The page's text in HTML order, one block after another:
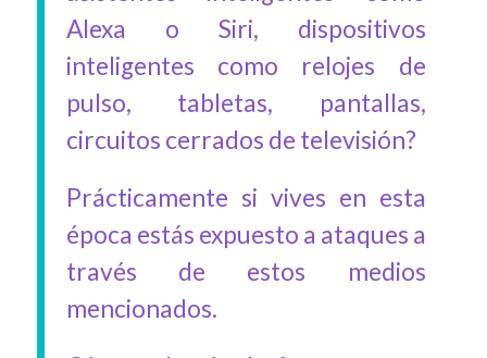
Alexa o Siri, dispositivos
inteligentes como relojes de
pulso, tabletas, pantallas,
circuitos cerrados de televisión?
Prácticamente si vives en esta
época estás expuesto a ataques a
través de estos medios
mencionados.